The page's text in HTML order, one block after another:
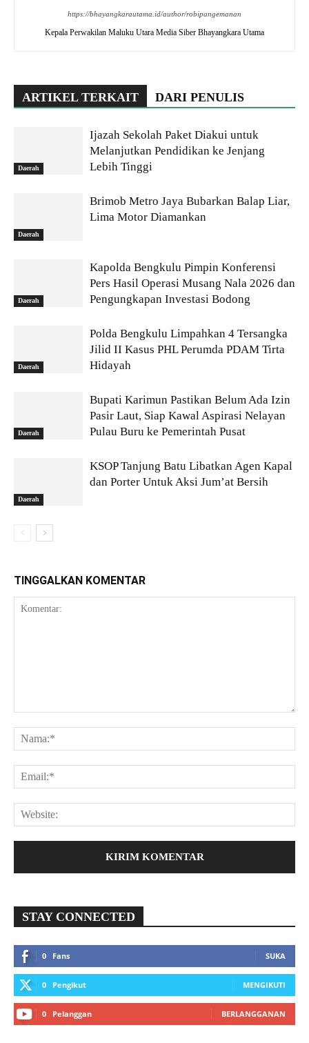
https://bhayangkarautama.id/author/robipangemanan
Kepala Perwakilan Maluku Utara Media Siber Bhayangkara Utama
ARTIKEL TERKAIT DARI PENULIS
Daerah
Ijazah Sekolah Paket Diakui untuk
Melanjutkan Pendidikan ke Jenjang
Lebih Tinggi
Daerah
Brimob Metro Jaya Bubarkan Balap Liar,
Lima Motor Diamankan
Daerah
Kapolda Bengkulu Pimpin Konferensi
Pers Hasil Operasi Musang Nala 2026 dan
Pengungkapan Investasi Bodong
Daerah
Polda Bengkulu Limpahkan 4 Tersangka
Jilid II Kasus PHL Perumda PDAM Tirta
Hidayah
Daerah
Bupati Karimun Pastikan Belum Ada Izin
Pasir Laut, Siap Kawal Aspirasi Nelayan
Pulau Buru ke Pemerintah Pusat
Daerah
KSOP Tanjung Batu Libatkan Agen Kapal
dan Porter Untuk Aksi Jum’at Bersih
TINGGALKAN KOMENTAR
STAY CONNECTED
0 Fans SUKA
0 Pengikut MENGIKUTI
0 Pelanggan BERLANGGANAN